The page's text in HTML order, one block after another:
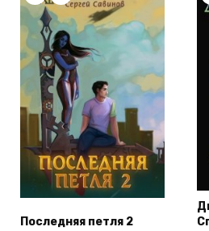
Последняя петля 2